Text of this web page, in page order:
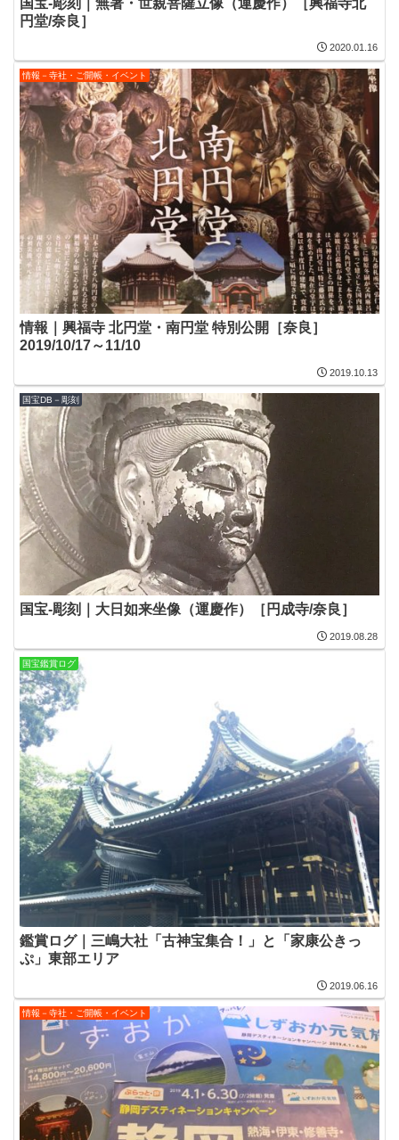
国宝-彫刻｜無著・世親菩薩立像（運慶作）［興福寺北
円堂/奈良］
2020.01.16
情報－寺社・ご開帳・イベント
情報｜興福寺 北円堂・南円堂 特別公開［奈良］
2019/10/17～11/10
2019.10.13
国宝DB－彫刻
国宝-彫刻｜大日如来坐像（運慶作）［円成寺/奈良］
2019.08.28
国宝鑑賞ログ
鑑賞ログ｜三嶋大社「古神宝集合！」と「家康公きっ
ぷ」東部エリア
2019.06.16
情報－寺社・ご開帳・イベント